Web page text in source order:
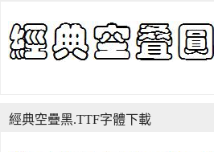
經典空疊黑.TTF字體下載